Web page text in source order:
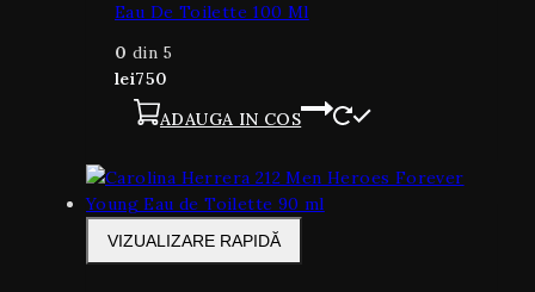
Eau De Toilette 100 Ml
0 din 5
lei750
ADAUGA IN COS
VIZUALIZARE RAPIDĂ